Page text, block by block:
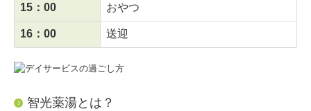
15 ： 00 おやつ
16：00 送迎
智光薬湯とは？